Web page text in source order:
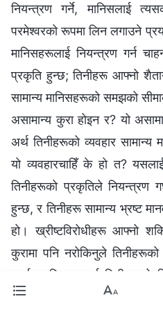
नियन्त्रण गर्ने, मानिसलाई
परमेश्वरको रूपमा लिन लगाउने
मानिसहरूलाई नियन्त्रण गर्न
प्रकृति हुन्छ; तिनीहरू आफ्नो
सामान्य मानिसहरूको समझको
असामान्य कुरा होइन र? यो
अर्थ तिनीहरूको व्यवहार सामान्य
यो व्यवहारचाहिँ के हो त?
तिनीहरूको प्रकृतिले नियन्त्रण
हुन्छ, र तिनीहरू सामान्य भ्रष्ट
हो। ख्रीष्टविरोधीहरू आफ्नो
कुरामा पनि नरोकिनुले
नभई, मानिसहरूलाई तिनीहरूको
पिशाचहरूको रूप हो भन्नेसमेत